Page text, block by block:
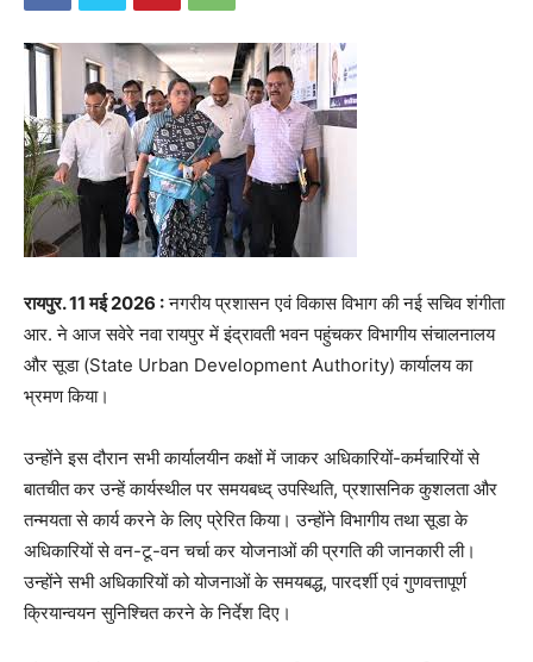
रायपुर. 11 मई 2026 :नगरीय प्रशासन एवं विकास विभाग की नई सचिव शंगीता
आर. ने आज सवेरे नवा रायपुर में इंद्रावती भवन पहुंचकर विभागीय संचालनालय
और सूडा (State Urban Development Authority) कार्यालय का
भ्रमण किया।
उन्होंने इस दौरान सभी कार्यालयीन कक्षों में जाकर अधिकारियों-कर्मचारियों से
बातचीत कर उन्हें कार्यस्थील पर समयबध्द् उपस्थिति, प्रशासनिक कुशलता और
तन्मयता से कार्य करने के लिए प्रेरित किया। उन्होंने विभागीय तथा सूडा के
अधिकारियों से वन-टू-वन चर्चा कर योजनाओं की प्रगति की जानकारी ली।
उन्होंने सभी अधिकारियों को योजनाओं के समयबद्ध, पारदर्शी एवं गुणवत्तापूर्ण
क्रियान्वयन सुनिश्चित करने के निर्देश दिए।